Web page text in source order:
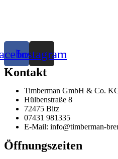
Instagram
Kontakt
Timberman GmbH & Co.
Hülbenstraße 8
72475 Bitz
07431 981335
E-Mail: info@timberman-
Öffnungszeiten